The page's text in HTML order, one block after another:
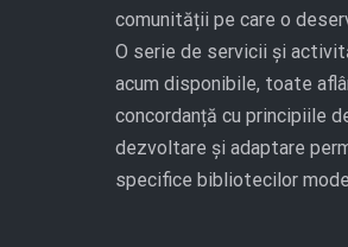
comunității pe care o
O serie de servicii și
acum disponibile, toate
concordanță cu principiile
dezvoltare și adaptare
specifice bibliotecilor